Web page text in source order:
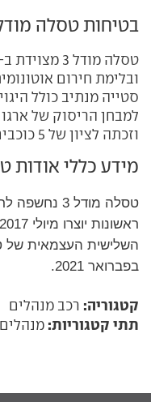
בטיחות טסלה מודל
ובלימת חירום
וזכתה לציון של 5 כוכבים.
מידע כללי אודות
השלישית העצמאית של
בפברואר 2021.
קטגוריה: רכב מנהלים
תתי קטגוריות: מנהלים